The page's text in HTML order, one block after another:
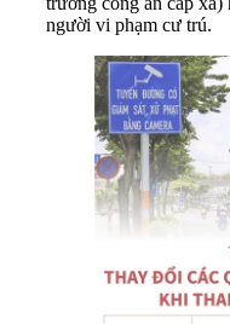
người vi phạm cư trú.